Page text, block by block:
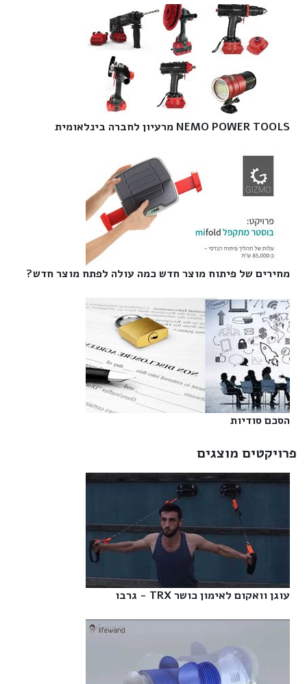
NEMO POWER TOOLS מרעיון לחברה בינלאומית‎
מחירים של פיתוח מוצר חדש כמה עולה לפתח מוצר חדש?‎
הסכם סודיות‎
פרויקטים מוצגים
עוגן וואקום לאימון כושר TRX - גרבו‎